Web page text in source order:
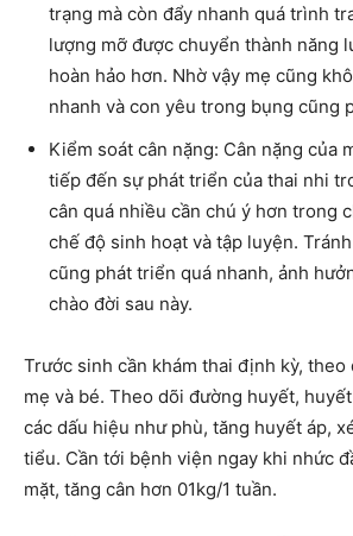
trạng mà còn đẩy nhanh quá trình
lượng mỡ được chuyển thành năng
hoàn hảo hơn. Nhờ vậy mẹ cũng
nhanh và con yêu trong bụng cũng
Kiểm soát cân nặng: Cân nặng của
tiếp đến sự phát triển của thai nhi
cân quá nhiều cần chú ý hơn trong
chế độ sinh hoạt và tập luyện.
cũng phát triển quá nhanh, ảnh
chào đời sau này.
Trước sinh cần khám thai định kỳ, theo
mẹ và bé. Theo dõi đường huyết,
các dấu hiệu như phù, tăng huyết áp,
tiểu. Cần tới bệnh viện ngay khi nhức
mặt, tăng cân hơn 01kg/1 tuần.